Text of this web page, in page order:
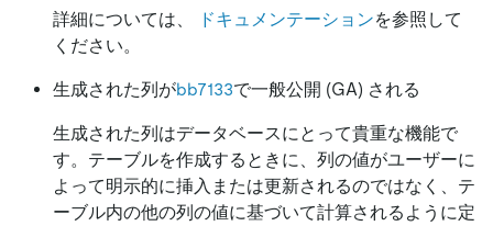
詳細については、 ドキュメンテーションを参照して
ください。
生成された列がbb7133で一般公開 (GA) される
生成された列はデータベースにとって貴重な機能で
す。テーブルを作成するときに、列の値がユーザーに
よって明示的に挿入または更新されるのではなく、テ
ーブル内の他の列の値に基づいて計算されるように定